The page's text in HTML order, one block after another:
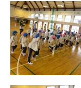
楽しかったね！齋藤先
うございました